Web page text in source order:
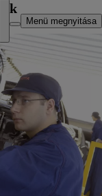
Menü megnyitása